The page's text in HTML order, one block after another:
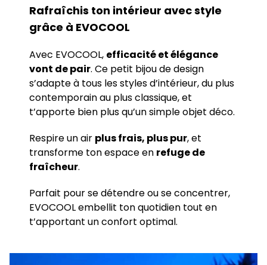
Rafraîchis ton intérieur avec style
grâce à EVOCOOL
Avec EVOCOOL, efficacité et élégance
vont de pair. Ce petit bijou de design
s’adapte à tous les styles d’intérieur, du plus
contemporain au plus classique, et
t’apporte bien plus qu’un simple objet déco.
Respire un air plus frais, plus pur, et
transforme ton espace en refuge de
fraîcheur.
Parfait pour se détendre ou se concentrer,
EVOCOOL embellit ton quotidien tout en
t’apportant un confort optimal.